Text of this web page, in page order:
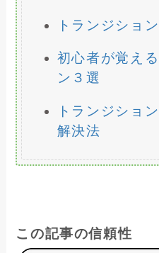
トランジショ
初心者が覚え
ン３選
トランジショ
解決法
この記事の信頼性